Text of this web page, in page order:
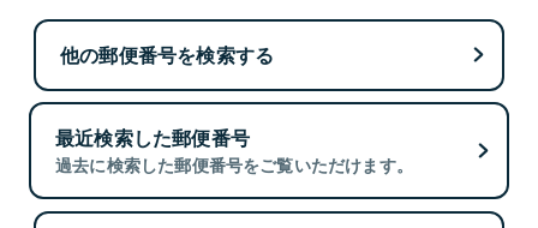
他の郵便番号を検索する
最近検索した郵便番号
過去に検索した郵便番号をご覧いただけます。